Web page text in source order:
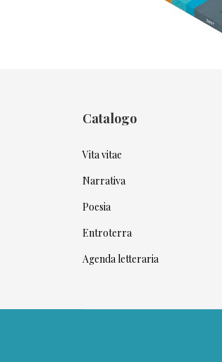
Catalogo
Vita vitae
Narrativa
Poesia
Entroterra
Agenda letteraria